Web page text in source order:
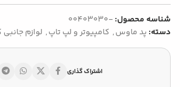
شناسه محصول:-00403030
دسته: پد ماوس, کامپیوتر و لپ تاپ, لوازم
اشتراک گذاری